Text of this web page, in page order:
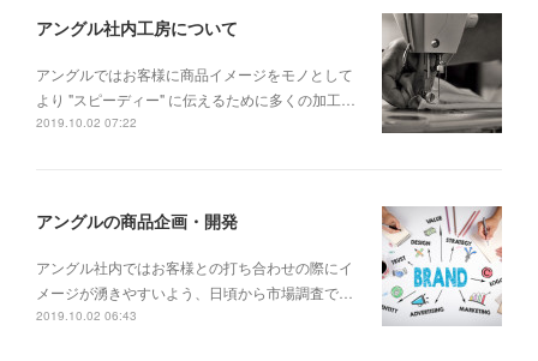
アングル社内工房について
アングルではお客様に商品イメージをモノとして
より "スピーディー" に伝えるために多くの加工…
2019.10.02 07:22
アングルの商品企画・開発
アングル社内ではお客様との打ち合わせの際にイ
メージが湧きやすいよう、日頃から市場調査で…
2019.10.02 06:43